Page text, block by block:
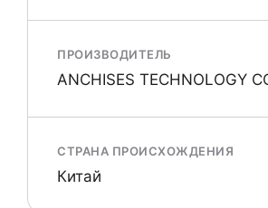
ПРОИЗВОДИТЕЛЬ
ANCHISES TECHNOLOGY
СТРАНА ПРОИСХОЖДЕНИЯ
Китай